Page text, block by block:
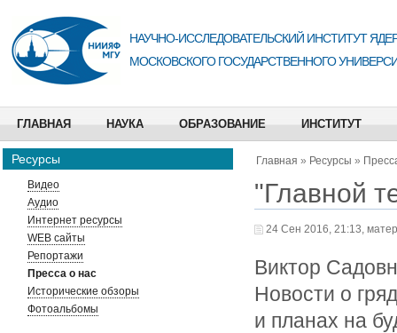
НАУЧНО-ИССЛЕДОВАТЕЛЬСКИЙ ИНСТИТУТ
МОСКОВСКОГО ГОСУДАРСТВЕННОГО
ГЛАВНАЯ НАУКА ОБРАЗОВАНИЕ ИНСТИТУТ
Ресурсы
Видео
Аудио
Интернет ресурсы
WEB сайты
Репортажи
Пресса о нас
Исторические обзоры
Фотоальбомы
Главная » Ресурсы »
"Главной
24 Сен 2016, 21:13,
Виктор
Новости о
и планах на